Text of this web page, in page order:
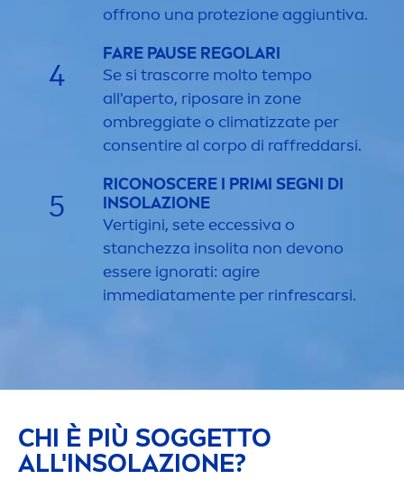
offrono una protezione aggiuntiva.
4
FARE PAUSE REGOLARI
Se si trascorre molto tempo
all'aperto, riposare in zone
ombreggiate o climatizzate per
consentire al corpo di raffreddarsi.
5
RICONOSCERE I PRIMI SEGNI DI
INSOLAZIONE
Vertigini, sete eccessiva o
stanchezza insolita non devono
essere ignorati: agire
immediatamente per rinfrescarsi.
CHI È PIÙ SOGGETTO
ALL'INSOLAZIONE?